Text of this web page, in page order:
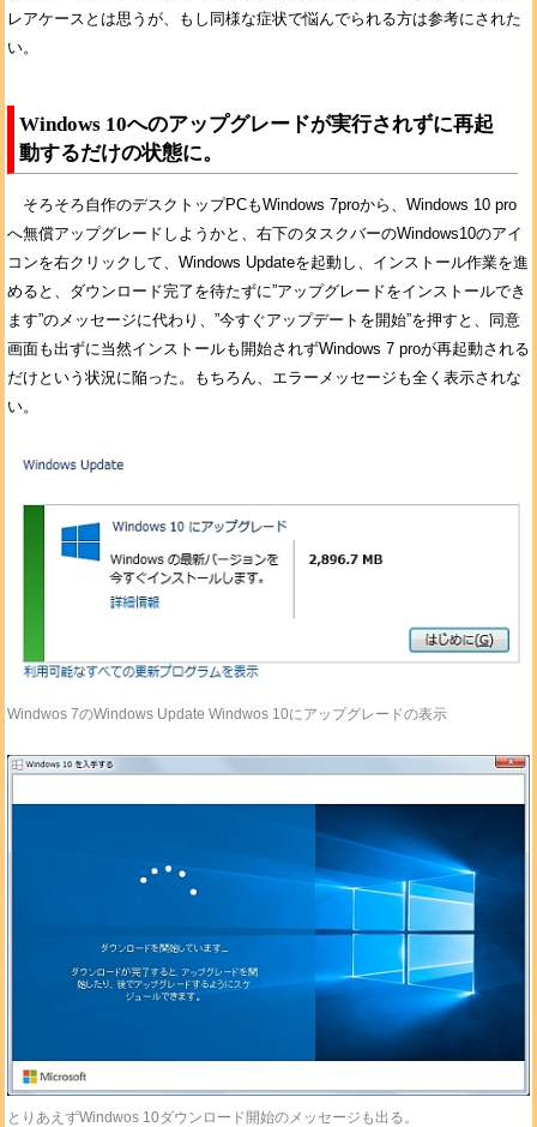
レアケースとは思うが、もし同様な症状で悩んでられる方は参考にされた
い。
Windows 10へのアップグレードが実行されずに再起
動するだけの状態に。
そろそろ自作のデスクトップPCもWindows 7proから、Windows 10 pro
へ無償アップグレードしようかと、右下のタスクバーのWindows10のアイ
コンを右クリックして、Windows Updateを起動し、インストール作業を進
めると、ダウンロード完了を待たずに”アップグレードをインストールでき
ます”のメッセージに代わり、”今すぐアップデートを開始”を押すと、同意
画面も出ずに当然インストールも開始されずWindows 7 proが再起動される
だけという状況に陥った。もちろん、エラーメッセージも全く表示されな
い。
Windwos 7のWindows Update Windwos 10にアップグレードの表示
とりあえずWindwos 10ダウンロード開始のメッセージも出る。